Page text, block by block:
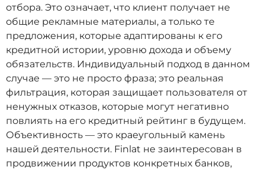
отбора. Это означает, что клиент получает не
общие рекламные материалы, а только те
предложения, которые адаптированы к его
кредитной истории, уровню дохода и объему
обязательств. Индивидуальный подход в данном
случае — это не просто фраза; это реальная
фильтрация, которая защищает пользователя от
ненужных отказов, которые могут негативно
повлиять на его кредитный рейтинг в будущем.
Объективность — это краеугольный камень
нашей деятельности. Finlat не заинтересован в
продвижении продуктов конкретных банков,